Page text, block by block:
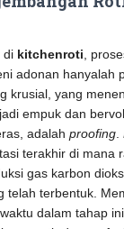
di kitchenroti ,
adonan hanyalah
krusial, yang
empuk dan
adalah proofing
terakhir di mana
gas karbon
telah terbentuk.
dalam tahap